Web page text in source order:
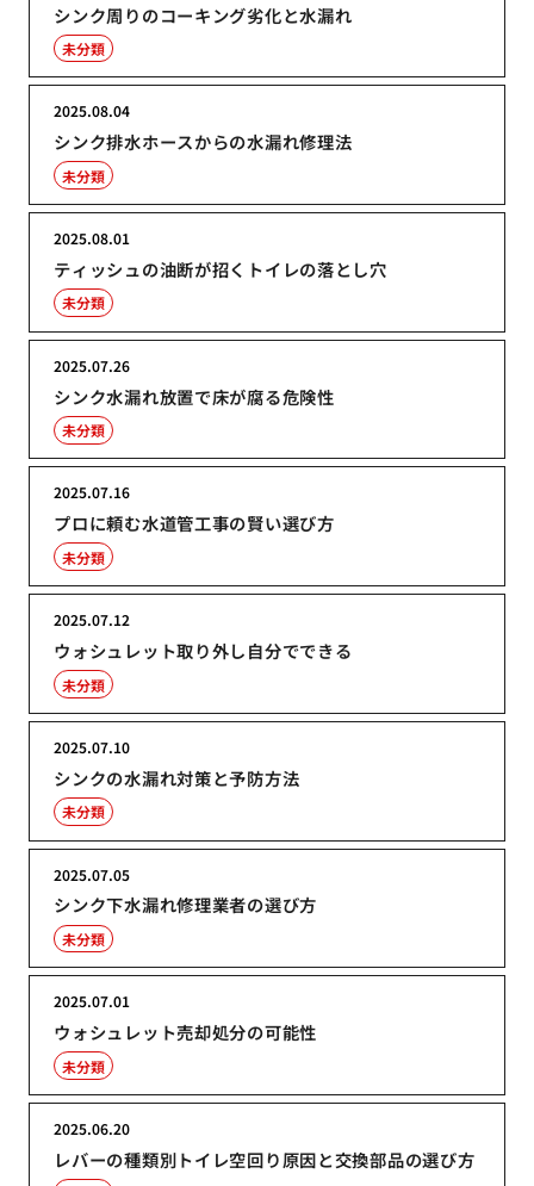
シンク周りのコーキング劣化と水漏れ
未分類
シンク排水ホースからの水漏れ修理法
2025.08.04
未分類
ティッシュの油断が招くトイレの落とし穴
2025.08.01
未分類
シンク水漏れ放置で床が腐る危険性
2025.07.26
未分類
プロに頼む水道管工事の賢い選び方
2025.07.16
未分類
ウォシュレット取り外し自分でできる
2025.07.12
未分類
シンクの水漏れ対策と予防方法
2025.07.10
未分類
シンク下水漏れ修理業者の選び方
2025.07.05
未分類
ウォシュレット売却処分の可能性
2025.07.01
未分類
レバーの種類別トイレ空回り原因と交換部品の選び方
2025.06.20